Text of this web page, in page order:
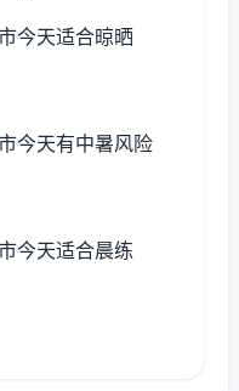
今天适合晾晒
今天有中暑风险
今天适合晨练